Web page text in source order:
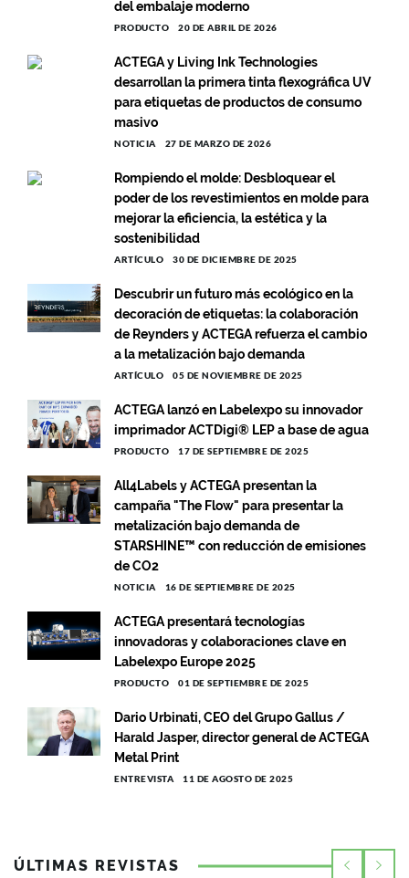
del embalaje moderno
PRODUCTO 20 DE ABRIL DE 2026
ACTEGA y Living Ink Technologies
desarrollan la primera tinta flexográfica UV
para etiquetas de productos de consumo
masivo
NOTICIA 27 DE MARZO DE 2026
Rompiendo el molde: Desbloquear el
poder de los revestimientos en molde para
mejorar la eficiencia, la estética y la
sostenibilidad
ARTÍCULO 30 DE DICIEMBRE DE 2025
Descubrir un futuro más ecológico en la
decoración de etiquetas: la colaboración
de Reynders y ACTEGA refuerza el cambio
a la metalización bajo demanda
ARTÍCULO 05 DE NOVIEMBRE DE 2025
ACTEGA lanzó en Labelexpo su innovador
imprimador ACTDigi® LEP a base de agua
PRODUCTO 17 DE SEPTIEMBRE DE 2025
All4Labels y ACTEGA presentan la
campaña "The Flow" para presentar la
metalización bajo demanda de
STARSHINE™ con reducción de emisiones
de CO2
NOTICIA 16 DE SEPTIEMBRE DE 2025
ACTEGA presentará tecnologías
innovadoras y colaboraciones clave en
Labelexpo Europe 2025
PRODUCTO 01 DE SEPTIEMBRE DE 2025
Dario Urbinati, CEO del Grupo Gallus /
Harald Jasper, director general de ACTEGA
Metal Print
ENTREVISTA 11 DE AGOSTO DE 2025
ÚLTIMAS REVISTAS